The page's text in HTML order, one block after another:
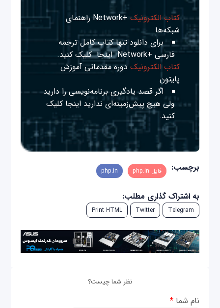
کتاب الکترونیک
+Network راهنمای
شبکه‌ها
برای دانلود تنها کتاب کامل ترجمه
فارسی +Network
اینجا کلیک کنید.
کتاب الکترونیک دوره مقدماتی آموزش
پایتون
اگر قصد یادگیری برنامه‌نویسی را دارید
ولی هیچ پیش‌زمینه‌ای نداریداینجا کلیک
کنید.
برچسب: فایل php.in php.in
به اشتراک گذاری مطلب:
Telegram
Twitter
Print HTML
نظر شما چیست؟
نام شما*